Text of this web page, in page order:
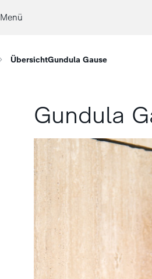
Menü
ÜbersichtGundula Gause
Gundula